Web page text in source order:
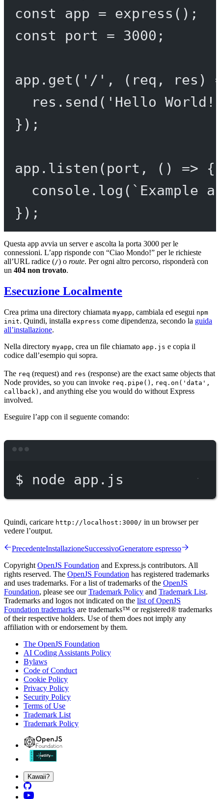
const
app = express ();
const
port = 3000 ;
app. get ( '/' , ( req , res )
res. send ( 'Hello
});
app. listen (port, () => {
console. log ( `Example
});
Questa app avvia un server e ascolta la porta 3000 per le
connessioni. L’app risponde con “Ciao Mondo!” per le richieste
all’URL radice (/) o route. Per ogni altro percorso, risponderà con
un 404 non trovato.
Esecuzione Localmente
Crea prima una directory chiamata myapp, cambiala ed esegui npm
init. Quindi, installa express come dipendenza, secondo la guida
all’installazione.
Nella directory myapp, crea un file chiamato app.js e copia il
codice dall’esempio qui sopra.
The req (request) and res (response) are the exact same objects that
Node provides, so you can invoke req.pipe() , req.on('data',
callback) , and anything else you would do without Express
involved.
Eseguire l’app con il seguente comando:
$ node app.js
Quindi, caricare http://localhost:3000/ in un browser per
vedere l’output.
PrecedenteInstallazioneSuccessivoGeneratore espresso
Copyright OpenJS Foundation and Express.js contributors. All
rights reserved. The OpenJS Foundation has registered trademarks
and uses trademarks. For a list of trademarks of the OpenJS
Foundation, please see ourTrademark Policy and Trademark List.
Trademarks and logos not indicated on the list of OpenJS
Foundation trademarks are trademarks™ or registered® trademarks
of their respective holders. Use of them does not imply any
affiliation with or endorsement by them.
The OpenJS Foundation
AI Coding Assistants Policy
Bylaws
Code of Conduct
Cookie Policy
Privacy Policy
Security Policy
Terms of Use
Trademark List
Trademark Policy
Kawaii?